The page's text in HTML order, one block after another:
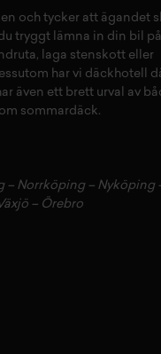
och tycker att ägandet
tryggt lämna in din bil på
laga stenskott eller
har vi däckhotell d
även ett brett urval av
sommardäck.
– Norrköping– Nyköping
– Örebro